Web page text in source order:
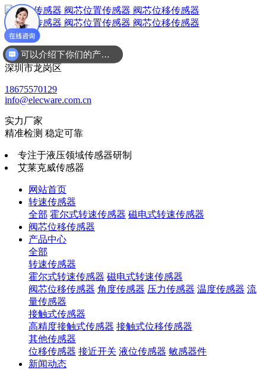
广东省
深圳市龙岗区
18675570129
info@elecware.com.cn
实力厂家
精准检测 稳定可靠
专注于液压领域传感器研制
艾莱克威传感器
网站首页
转速传感器
全部 霍尔式转速传感器 磁电式转速传感器
阀芯位移传感器
产品中心
全部
转速传感器
霍尔式转速传感器 磁电式转速传感器
阀芯位移传感器 角度传感器 压力传感器 温度传感器 流
量传感器
接触式传感器
高精度接触式传感器 接触式位移传感器
其他传感器
位移传感器 接近开关 液位传感器 敏感器件
新闻动态
可以介绍下你们的产品么